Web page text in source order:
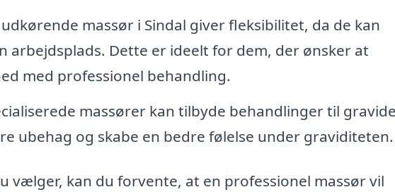
udkørende massør i Sindal giver fleksibilitet, da de kan
arbejdsplads. Dette er ideelt for dem, der ønsker at
med professionel behandling.
massører kan tilbyde behandlinger til gravide
ubehag og skabe en bedre følelse under graviditeten.
vælger, kan du forvente, at en professionel massør vil